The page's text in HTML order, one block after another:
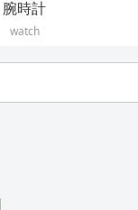
腕時計
watch